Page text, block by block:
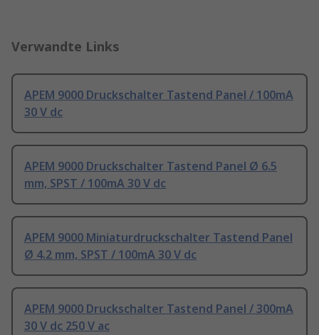
Verwandte Links
APEM 9000 Druckschalter Tastend Panel / 100mA
30 V dc
APEM 9000 Druckschalter Tastend Panel Ø 6.5
mm, SPST / 100mA 30 V dc
APEM 9000 Miniaturdruckschalter Tastend Panel
Ø 4.2 mm, SPST / 100mA 30 V dc
APEM 9000 Druckschalter Tastend Panel / 300mA
30 V dc 250 V ac